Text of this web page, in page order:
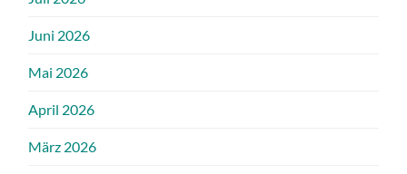
Juni 2026
Mai 2026
April 2026
März 2026